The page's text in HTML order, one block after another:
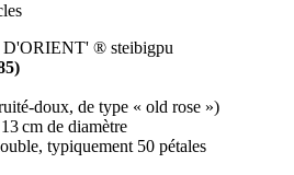
® steibigpu
de type « old rose »)
cm de diamètre
typiquement 50 pétales